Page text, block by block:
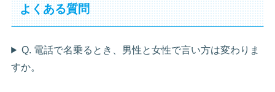
よくある質問
Q. 電話で名乗るとき、男性と女性で言い方は変わりま
すか。